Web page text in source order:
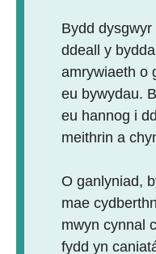
Bydd
ddeall y
amrywiaeth o
eu bywydau.
eu hannog i
meithrin a
O ganlyniad,
mae
mwyn cynnal
fydd yn